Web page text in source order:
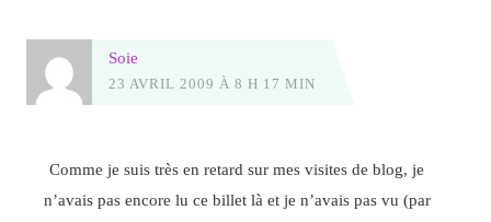
Soie
23 AVRIL 2009 À 8 H 17 MIN
Comme je suis très en retard sur mes visites de blog, je
n’avais pas encore lu ce billet là et je n’avais pas vu (par